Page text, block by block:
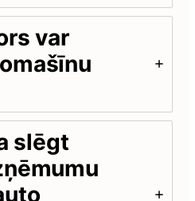
var
slēgt